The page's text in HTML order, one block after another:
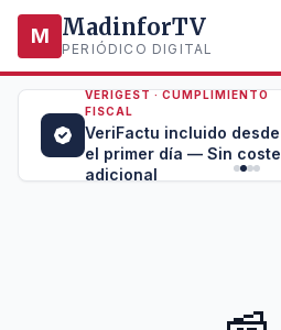
M MadinforTV
PERIÓDICO DIGITAL
VERIGEST · CUMPLIMIENTO
FISCAL
VeriFactu incluido desde
el primer día — Sin coste
adicional